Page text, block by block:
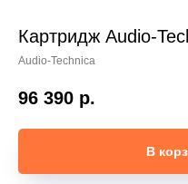
Картридж Audio-
Audio-Technica
96 390 р.
В